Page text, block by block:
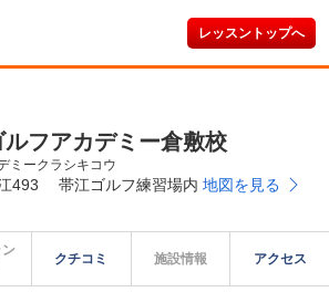
レッスントップへ
フアカデミー倉敷校
ミークラシキコウ
493 帯江ゴルフ練習場内 地図を見る
クチコミ 施設情報 アクセス